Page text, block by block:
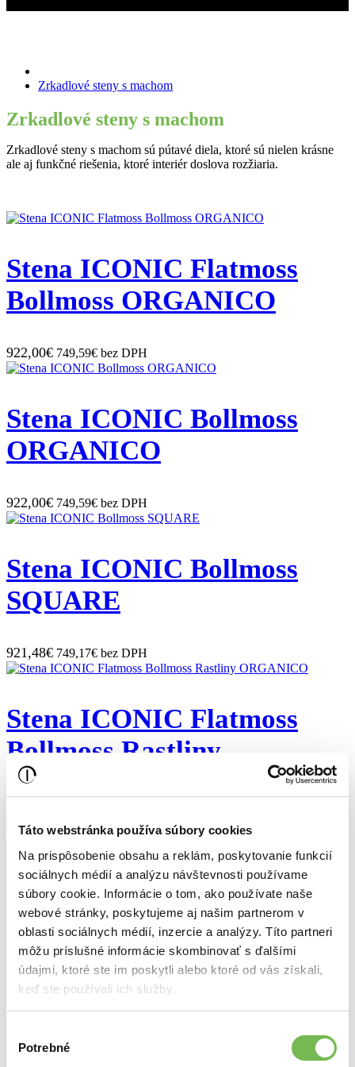
Táto webstránka používa súbory cookies
Na prispôsobenie obsahu a reklám, poskytovanie funkcií
sociálnych médií a analýzu návštevnosti používame
súbory cookie. Informácie o tom, ako používate naše
webové stránky, poskytujeme aj našim partnerom v
oblasti sociálnych médií, inzercie a analýzy. Títo partneri
môžu príslušné informácie skombinovať s ďalšími
údajmi, ktoré ste im poskytli alebo ktoré od vás získali,
keď ste používali ich služby.
súhlasu
Potrebné
Zrkadlové steny s machom
Zrkadlové steny s machom
Zrkadlové steny s machom sú pútavé diela, ktoré sú nielen krásne
ale aj funkčné riešenia, ktoré interiér doslova rozžiaria.
Stena ICONIC Flatmoss
Bollmoss ORGANICO
922,00€ 749,59€ bez DPH
Stena ICONIC Bollmoss
ORGANICO
922,00€ 749,59€ bez DPH
Stena ICONIC Bollmoss
SQUARE
921,48€ 749,17€ bez DPH
Stena ICONIC Flatmoss
Bollmoss Rastliny
ORGANICO
922,00€ 749,59€ bez DPH
Stena ICONIC Flatmoss
Bollmoss Rastliny
ORGANICO 2
922,00€